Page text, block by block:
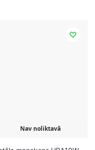
Nav noliktavā